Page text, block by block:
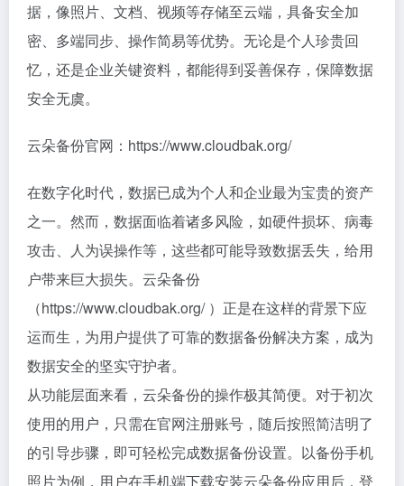
据，像照片、文档、视频等存储至云端，具备安全加
密、多端同步、操作简易等优势。无论是个人珍贵回
忆，还是企业关键资料，都能得到妥善保存，保障数据
安全无虞。
云朵备份官网：https://www.cloudbak.org/
在数字化时代，数据已成为个人和企业最为宝贵的资产
之一。然而，数据面临着诸多风险，如硬件损坏、病毒
攻击、人为误操作等，这些都可能导致数据丢失，给用
户带来巨大损失。云朵备份
（https://www.cloudbak.org/ ）正是在这样的背景下应
运而生，为用户提供了可靠的数据备份解决方案，成为
数据安全的坚实守护者。
从功能层面来看，云朵备份的操作极其简便。对于初次
使用的用户，只需在官网注册账号，随后按照简洁明了
的引导步骤，即可轻松完成数据备份设置。以备份手机
照片为例，用户在手机端下载安装云朵备份应用后，登